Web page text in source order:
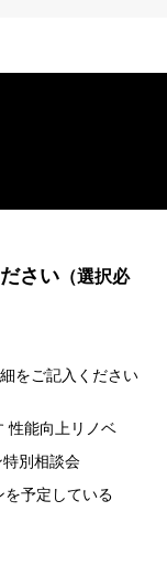
さい（選択必
をご記入ください
性能向上リノベ
別相談会
予定している